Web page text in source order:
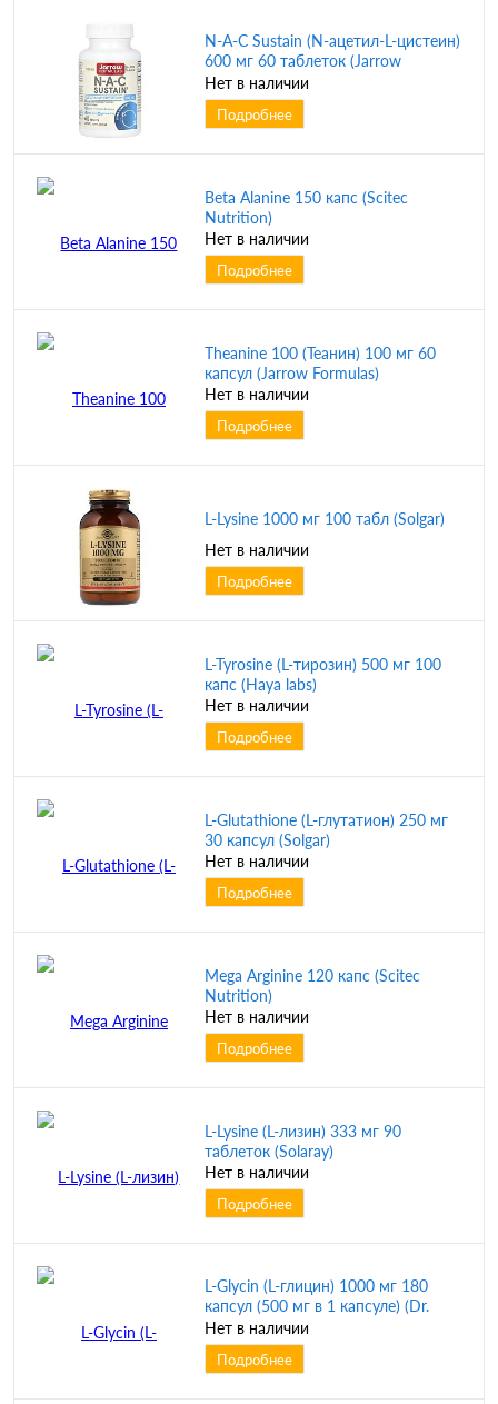
N-A-C Sustain (N-ацетил-L-цистеин)
600 мг 60 таблеток (Jarrow
Formulas)
Нет в наличии
Подробнее
Beta Alanine 150 капс (Scitec
Nutrition)
Нет в наличии
Подробнее
Theanine 100 (Теанин) 100 мг 60
капсул (Jarrow Formulas)
Нет в наличии
Подробнее
L-Lysine 1000 мг 100 табл (Solgar)
Нет в наличии
Подробнее
L-Tyrosine (L-тирозин) 500 мг 100
капс (Haya labs)
Нет в наличии
Подробнее
L-Glutathione (L-глутатион) 250 мг
30 капсул (Solgar)
Нет в наличии
Подробнее
Mega Arginine 120 капс (Scitec
Nutrition)
Нет в наличии
Подробнее
L-Lysine (L-лизин) 333 мг 90
таблеток (Solaray)
Нет в наличии
Подробнее
L-Glycin (L-глицин) 1000 мг 180
капсул (500 мг в 1 капсуле) (Dr.
Mercola)
Нет в наличии
Подробнее